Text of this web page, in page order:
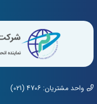
واحد مشتریان: 4706 (021)